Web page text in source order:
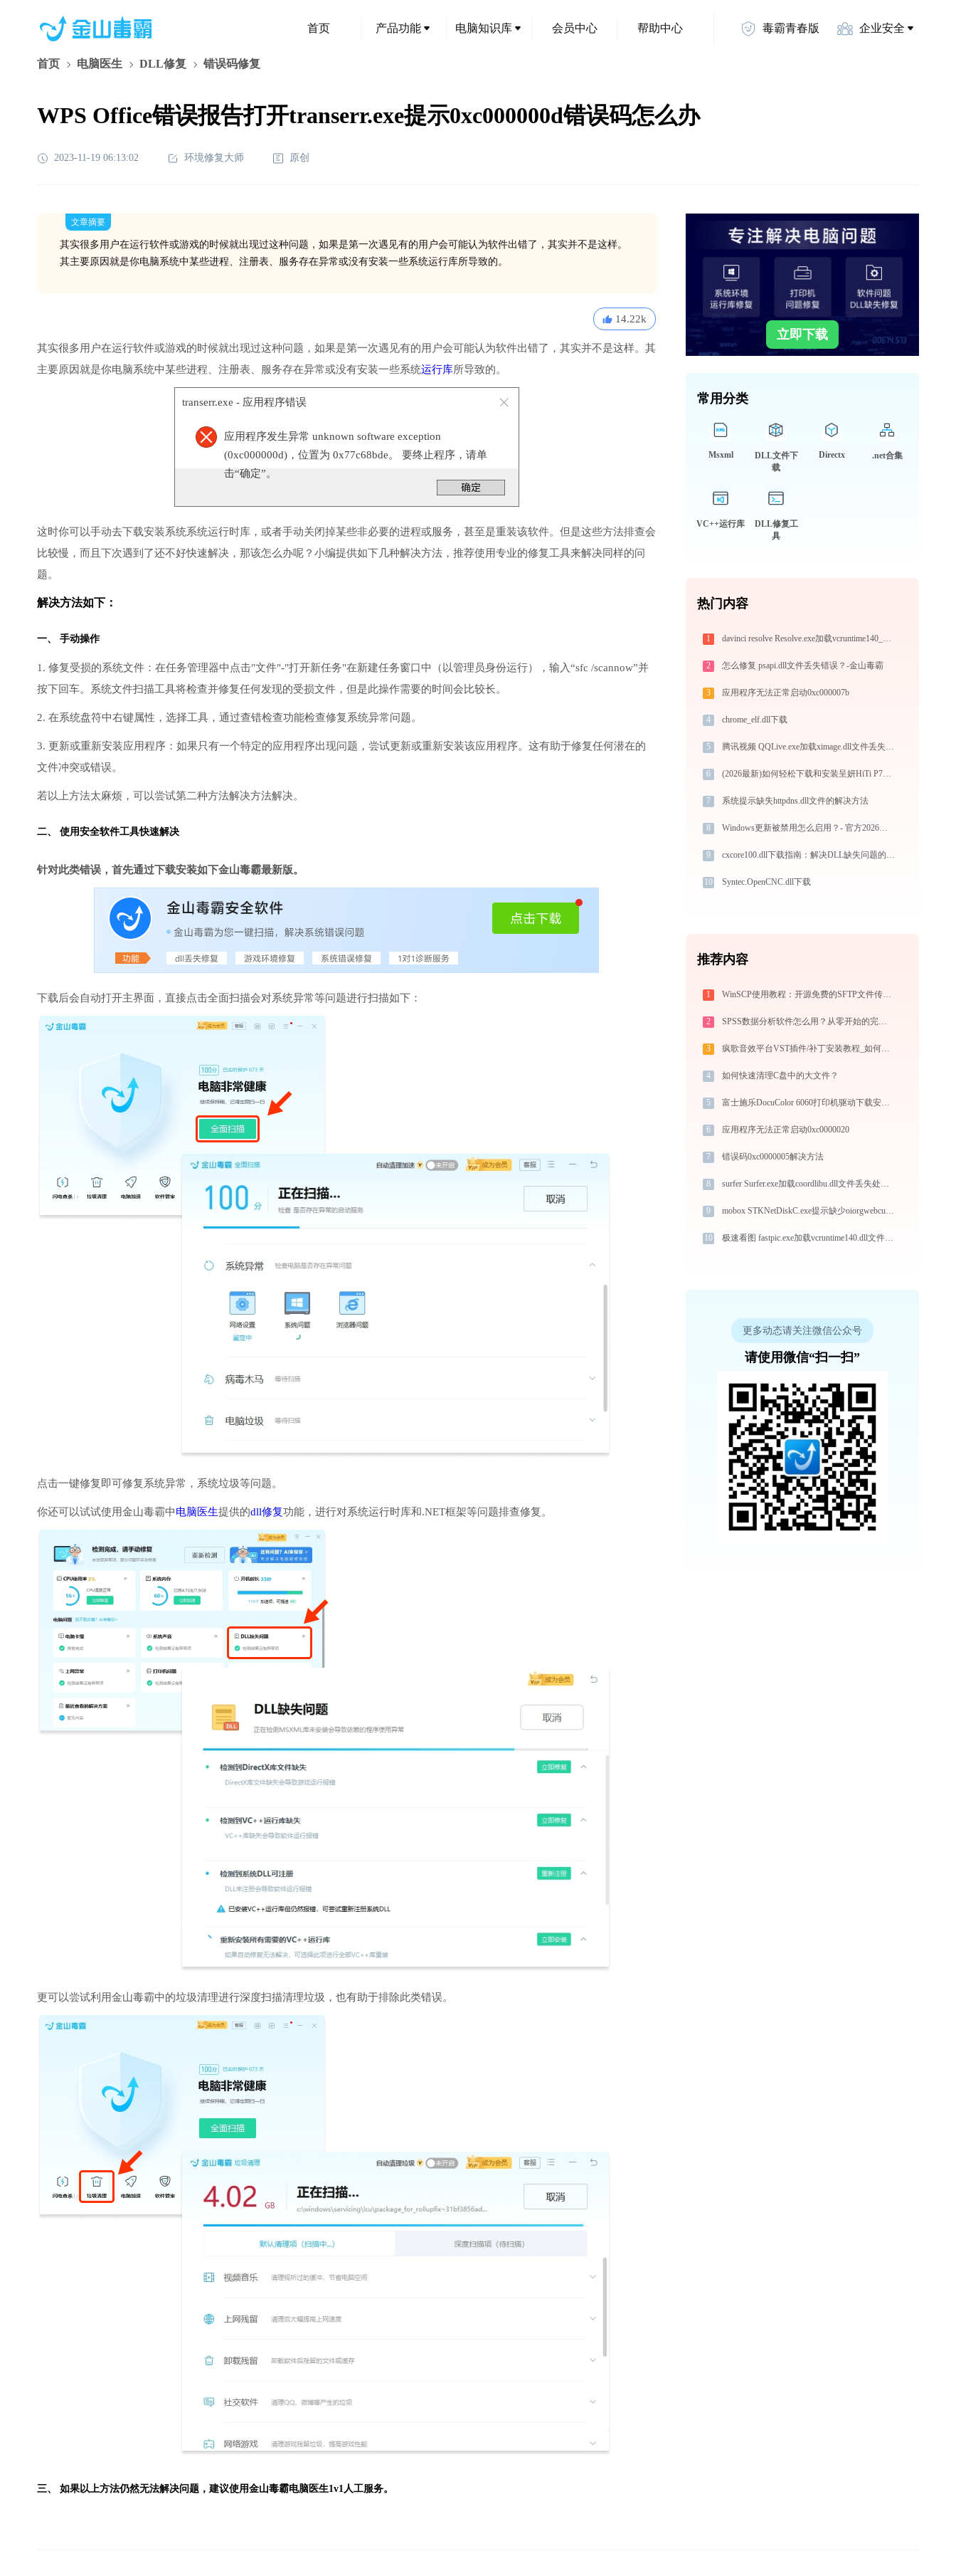
首页 产品功能 电脑知识库 会员中心 帮助中心 毒霸青春版 企业安全
首页 电脑医生 DLL修复 错误码修复
WPS Office错误报告打开transerr.exe提示0xc000000d错误码怎么办
2023-11-19 06:13:02 环境修复大师 原创
文章摘要
其实很多用户在运行软件或游戏的时候就出现过这种问题，如果是第一次遇见有的用户会可能认为软件出错了，其实并不是这样。
其主要原因就是你电脑系统中某些进程、注册表、服务存在异常或没有安装一些系统运行库所导致的。
14.22k
其实很多用户在运行软件或游戏的时候就出现过这种问题，如果是第一次遇见有的用户会可能认为软件出错了，其实并不是这样。其
主要原因就是你电脑系统中某些进程、注册表、服务存在异常或没有安装一些系统运行库所导致的。
transerr.exe - 应用程序错误
应用程序发生异常 unknown software exception
(0xc000000d)，位置为 0x77c68bde。 要终止程序，请单
击“确定”。
这时你可以手动去下载安装系统系统运行时库，或者手动关闭掉某些非必要的进程或服务，甚至是重装该软件。但是这些方法排查会
比较慢，而且下次遇到了还不好快速解决，那该怎么办呢？小编提供如下几种解决方法，推荐使用专业的修复工具来解决同样的问
题。
解决方法如下：
一、 手动操作
1. 修复受损的系统文件：在任务管理器中点击"文件"-"打开新任务"在新建任务窗口中（以管理员身份运行），输入“sfc /scannow”并
按下回车。系统文件扫描工具将检查并修复任何发现的受损文件，但是此操作需要的时间会比较长。
2. 在系统盘符中右键属性，选择工具，通过查错检查功能检查修复系统异常问题。
3. 更新或重新安装应用程序：如果只有一个特定的应用程序出现问题，尝试更新或重新安装该应用程序。这有助于修复任何潜在的
文件冲突或错误。
若以上方法太麻烦，可以尝试第二种方法解决方法解决。
二、 使用安全软件工具快速解决
针对此类错误，首先通过下载安装如下金山毒霸最新版。
下载后会自动打开主界面，直接点击全面扫描会对系统异常等问题进行扫描如下：
点击一键修复即可修复系统异常，系统垃圾等问题。
你还可以试试使用金山毒霸中电脑医生提供的dll修复功能，进行对系统运行时库和.NET框架等问题排查修复。
更可以尝试利用金山毒霸中的垃圾清理进行深度扫描清理垃圾，也有助于排除此类错误。
三、 如果以上方法仍然无法解决问题，建议使用金山毒霸电脑医生1v1人工服务。
立即下载
常用分类
Msxml
DLL文件下
载
Directx .net合集
VC++运行库
DLL修复工
具
热门内容
1 davinci resolve Resolve.exe加载vcruntime140_1.dll文件丢失处理办法
2 怎么修复 psapi.dll文件丢失错误？-金山毒霸
3 应用程序无法正常启动0xc000007b
4 chrome_elf.dll下载
5 腾讯视频 QQLive.exe加载ximage.dll文件丢失处理办法
6 (2026最新)如何轻松下载和安装呈妍HiTi P710L打印机驱动？跟着这篇指南走
7 系统提示缺失httpdns.dll文件的解决方法
8 Windows更新被禁用怎么启用？- 官方2026最新设置教程
9 cxcore100.dll下载指南：解决DLL缺失问题的完整方案
10 Syntec.OpenCNC.dll下载
推荐内容
1 WinSCP使用教程：开源免费的SFTP文件传输工具，运维必备远程管理利器
2 SPSS数据分析软件怎么用？从零开始的完整操作指南（附实战案例）
3 疯歌音效平台VST插件/补丁安装教程_如何加载插件效果包
4 如何快速清理C盘中的大文件？
5 富士施乐DocuColor 6060打印机驱动下载安装步骤详细解析，让安装更简单
6 应用程序无法正常启动0xc0000020
7 错误码0xc0000005解决方法
8 surfer Surfer.exe加载coordlibu.dll文件丢失处理办法
9 mobox STKNetDiskC.exe提示缺少oiorgwebcu.dll文件的解决办法
10 极速看图 fastpic.exe加载vcruntime140.dll文件丢失处理办法
更多动态请关注微信公众号
请使用微信“扫一扫”